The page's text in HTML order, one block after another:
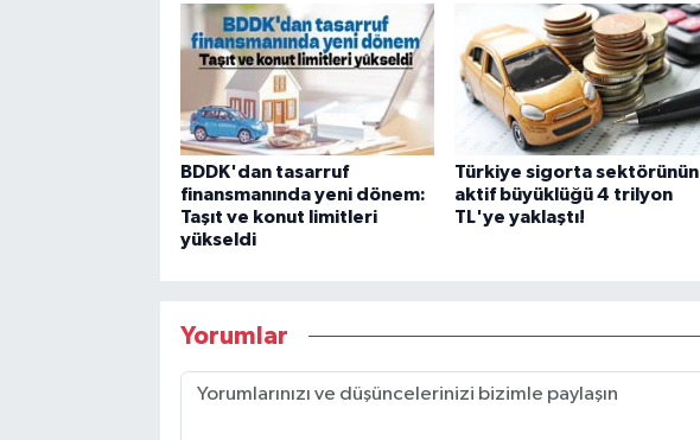
BDDK'dan tasarruf
finansmanında yeni dönem:
Taşıt ve konut limitleri
yükseldi
Türkiye sigorta sektörünün
aktif büyüklüğü 4 trilyon
TL'ye yaklaştı!
Yorumlar